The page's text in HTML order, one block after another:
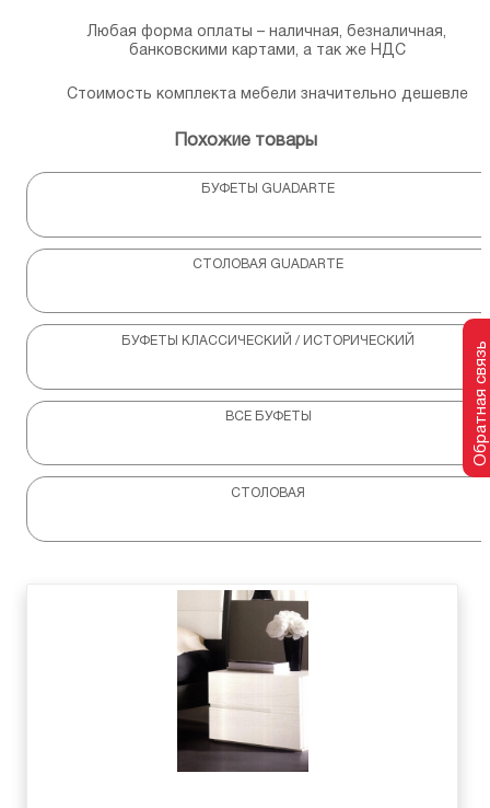
Любая форма оплаты – наличная, безналичная,
банковскими картами, а так же НДС
Стоимость комплекта мебели значительно дешевле
Похожие товары
БУФЕТЫ GUADARTE
СТОЛОВАЯ GUADARTE
БУФЕТЫ КЛАССИЧЕСКИЙ / ИСТОРИЧЕСКИЙ
ВСЕ БУФЕТЫ
СТОЛОВАЯ
Обратная связь